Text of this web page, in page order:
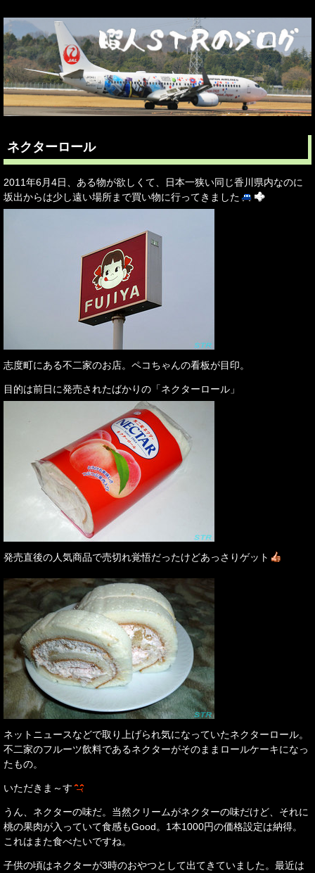
ネクターロール
2011年6月4日、ある物が欲しくて、日本一狭い同じ香川県内なのに
坂出からは少し遠い場所まで買い物に行ってきました
志度町にある不二家のお店。ペコちゃんの看板が目印。
目的は前日に発売されたばかりの「ネクターロール」
発売直後の人気商品で売切れ覚悟だったけどあっさりゲット
ネットニュースなどで取り上げられ気になっていたネクターロール。
不二家のフルーツ飲料であるネクターがそのままロールケーキになっ
たもの。
いただきま～す
うん、ネクターの味だ。当然クリームがネクターの味だけど、それに
桃の果肉が入っていて食感もGood。1本1000円の価格設定は納得。
これはまた食べたいですね。
子供の頃はネクターが3時のおやつとして出てきていました。最近は